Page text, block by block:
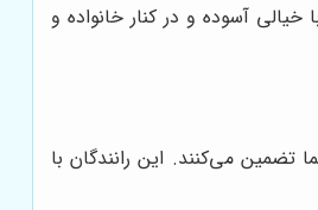
آسوده و در کنار خانواده و
می‌کنند. این رانندگان با